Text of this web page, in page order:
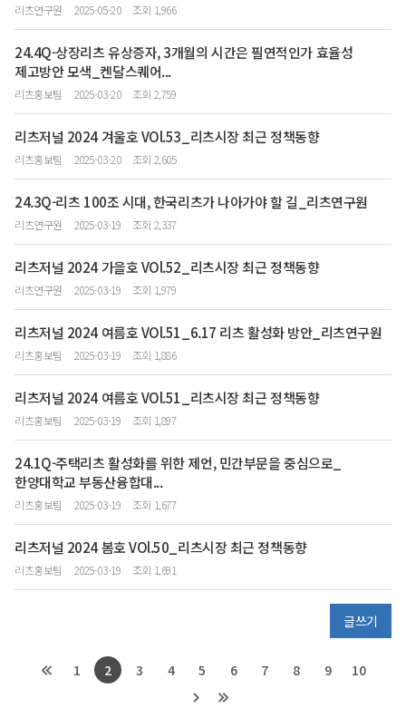
리츠연구원 2025-05-20 조회 1,966
24.4Q-상장리츠 유상증자, 3개월의 시간은 필연적인가 효율성
제고방안 모색_켄달스퀘어...
리츠홍보팀 2025-03-20 조회 2,759
리츠저널 2024 겨울호 VOl.53_리츠시장 최근 정책동향
리츠홍보팀 2025-03-20 조회 2,605
24.3Q-리츠 100조 시대, 한국리츠가 나아가야 할 길_리츠연구원
리츠연구원 2025-03-19 조회 2,337
리츠저널 2024 가을호 VOl.52_리츠시장 최근 정책동향
리츠연구원 2025-03-19 조회 1,979
리츠저널 2024 여름호 VOl.51_6.17 리츠 활성화 방안_리츠연구원
리츠홍보팀 2025-03-19 조회 1,886
리츠저널 2024 여름호 VOl.51_리츠시장 최근 정책동향
리츠홍보팀 2025-03-19 조회 1,897
24.1Q-주택리츠 활성화를 위한 제언, 민간부문을 중심으로_
한양대학교 부동산융합대...
리츠홍보팀 2025-03-19 조회 1,677
리츠저널 2024 봄호 VOl.50_리츠시장 최근 정책동향
리츠홍보팀 2025-03-19 조회 1,691
글쓰기
1 2 3 4 5 6 7 8 9 10